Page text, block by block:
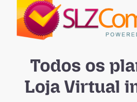
Todos os
Loja Virtual